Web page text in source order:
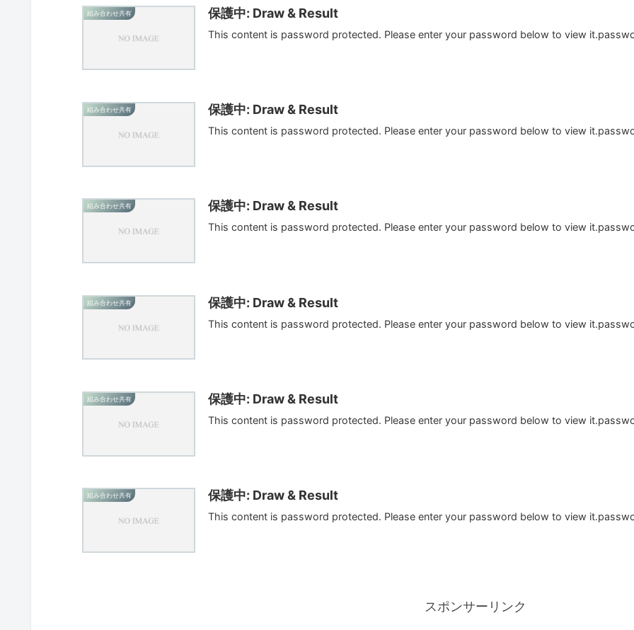
組み合わせ共有 保護中: Draw & Result
This content is password protected. Please enter your password below to view
組み合わせ共有 保護中: Draw & Result
This content is password protected. Please enter your password below to view
組み合わせ共有 保護中: Draw & Result
This content is password protected. Please enter your password below to view
組み合わせ共有 保護中: Draw & Result
This content is password protected. Please enter your password below to view
組み合わせ共有 保護中: Draw & Result
This content is password protected. Please enter your password below to view
組み合わせ共有 保護中: Draw & Result
This content is password protected. Please enter your password below to view
スポンサーリンク